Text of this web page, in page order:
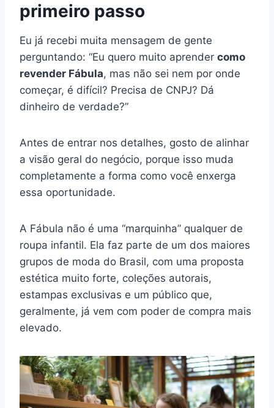
primeiro passo
Eu já recebi muita mensagem de gente
perguntando: “Eu quero muito aprender como
revender Fábula, mas não sei nem por onde
começar, é difícil? Precisa de CNPJ? Dá
dinheiro de verdade?”
Antes de entrar nos detalhes, gosto de alinhar
a visão geral do negócio, porque isso muda
completamente a forma como você enxerga
essa oportunidade.
A Fábula não é uma “marquinha” qualquer de
roupa infantil. Ela faz parte de um dos maiores
grupos de moda do Brasil, com uma proposta
estética muito forte, coleções autorais,
estampas exclusivas e um público que,
geralmente, já vem com poder de compra mais
elevado.